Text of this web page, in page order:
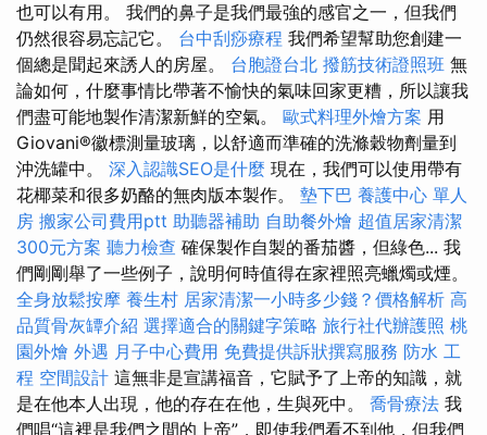
也可以有用。 我們的鼻子是我們最強的感官之一，但我們
仍然很容易忘記它。 台中刮痧療程 我們希望幫助您創建一
個總是聞起來誘人的房屋。 台胞證台北 撥筋技術證照班 無
論如何，什麼事情比帶著不愉快的氣味回家更糟，所以讓我
們盡可能地製作清潔新鮮的空氣。 歐式料理外燴方案 用
Giovani®徽標測量玻璃，以舒適而準確的洗滌穀物劑量到
沖洗罐中。 深入認識SEO是什麼 現在，我們可以使用帶有
花椰菜和很多奶酪的無肉版本製作。 墊下巴 養護中心 單人
房 搬家公司費用ptt 助聽器補助 自助餐外燴 超值居家清潔
300元方案 聽力檢查 確保製作自製的番茄醬，但綠色... 我
們剛剛舉了一些例子，說明何時值得在家裡照亮蠟燭或煙。
全身放鬆按摩 養生村 居家清潔一小時多少錢？價格解析 高
品質骨灰罈介紹 選擇適合的關鍵字策略 旅行社代辦護照 桃
園外燴 外遇 月子中心費用 免費提供訴狀撰寫服務 防水 工
程 空間設計 這無非是宣講福音，它賦予了上帝的知識，就
是在他本人出現，他的存在在他，生與死中。 喬骨療法 我
們唱“這裡是我們之間的上帝”，即使我們看不到他，但我們